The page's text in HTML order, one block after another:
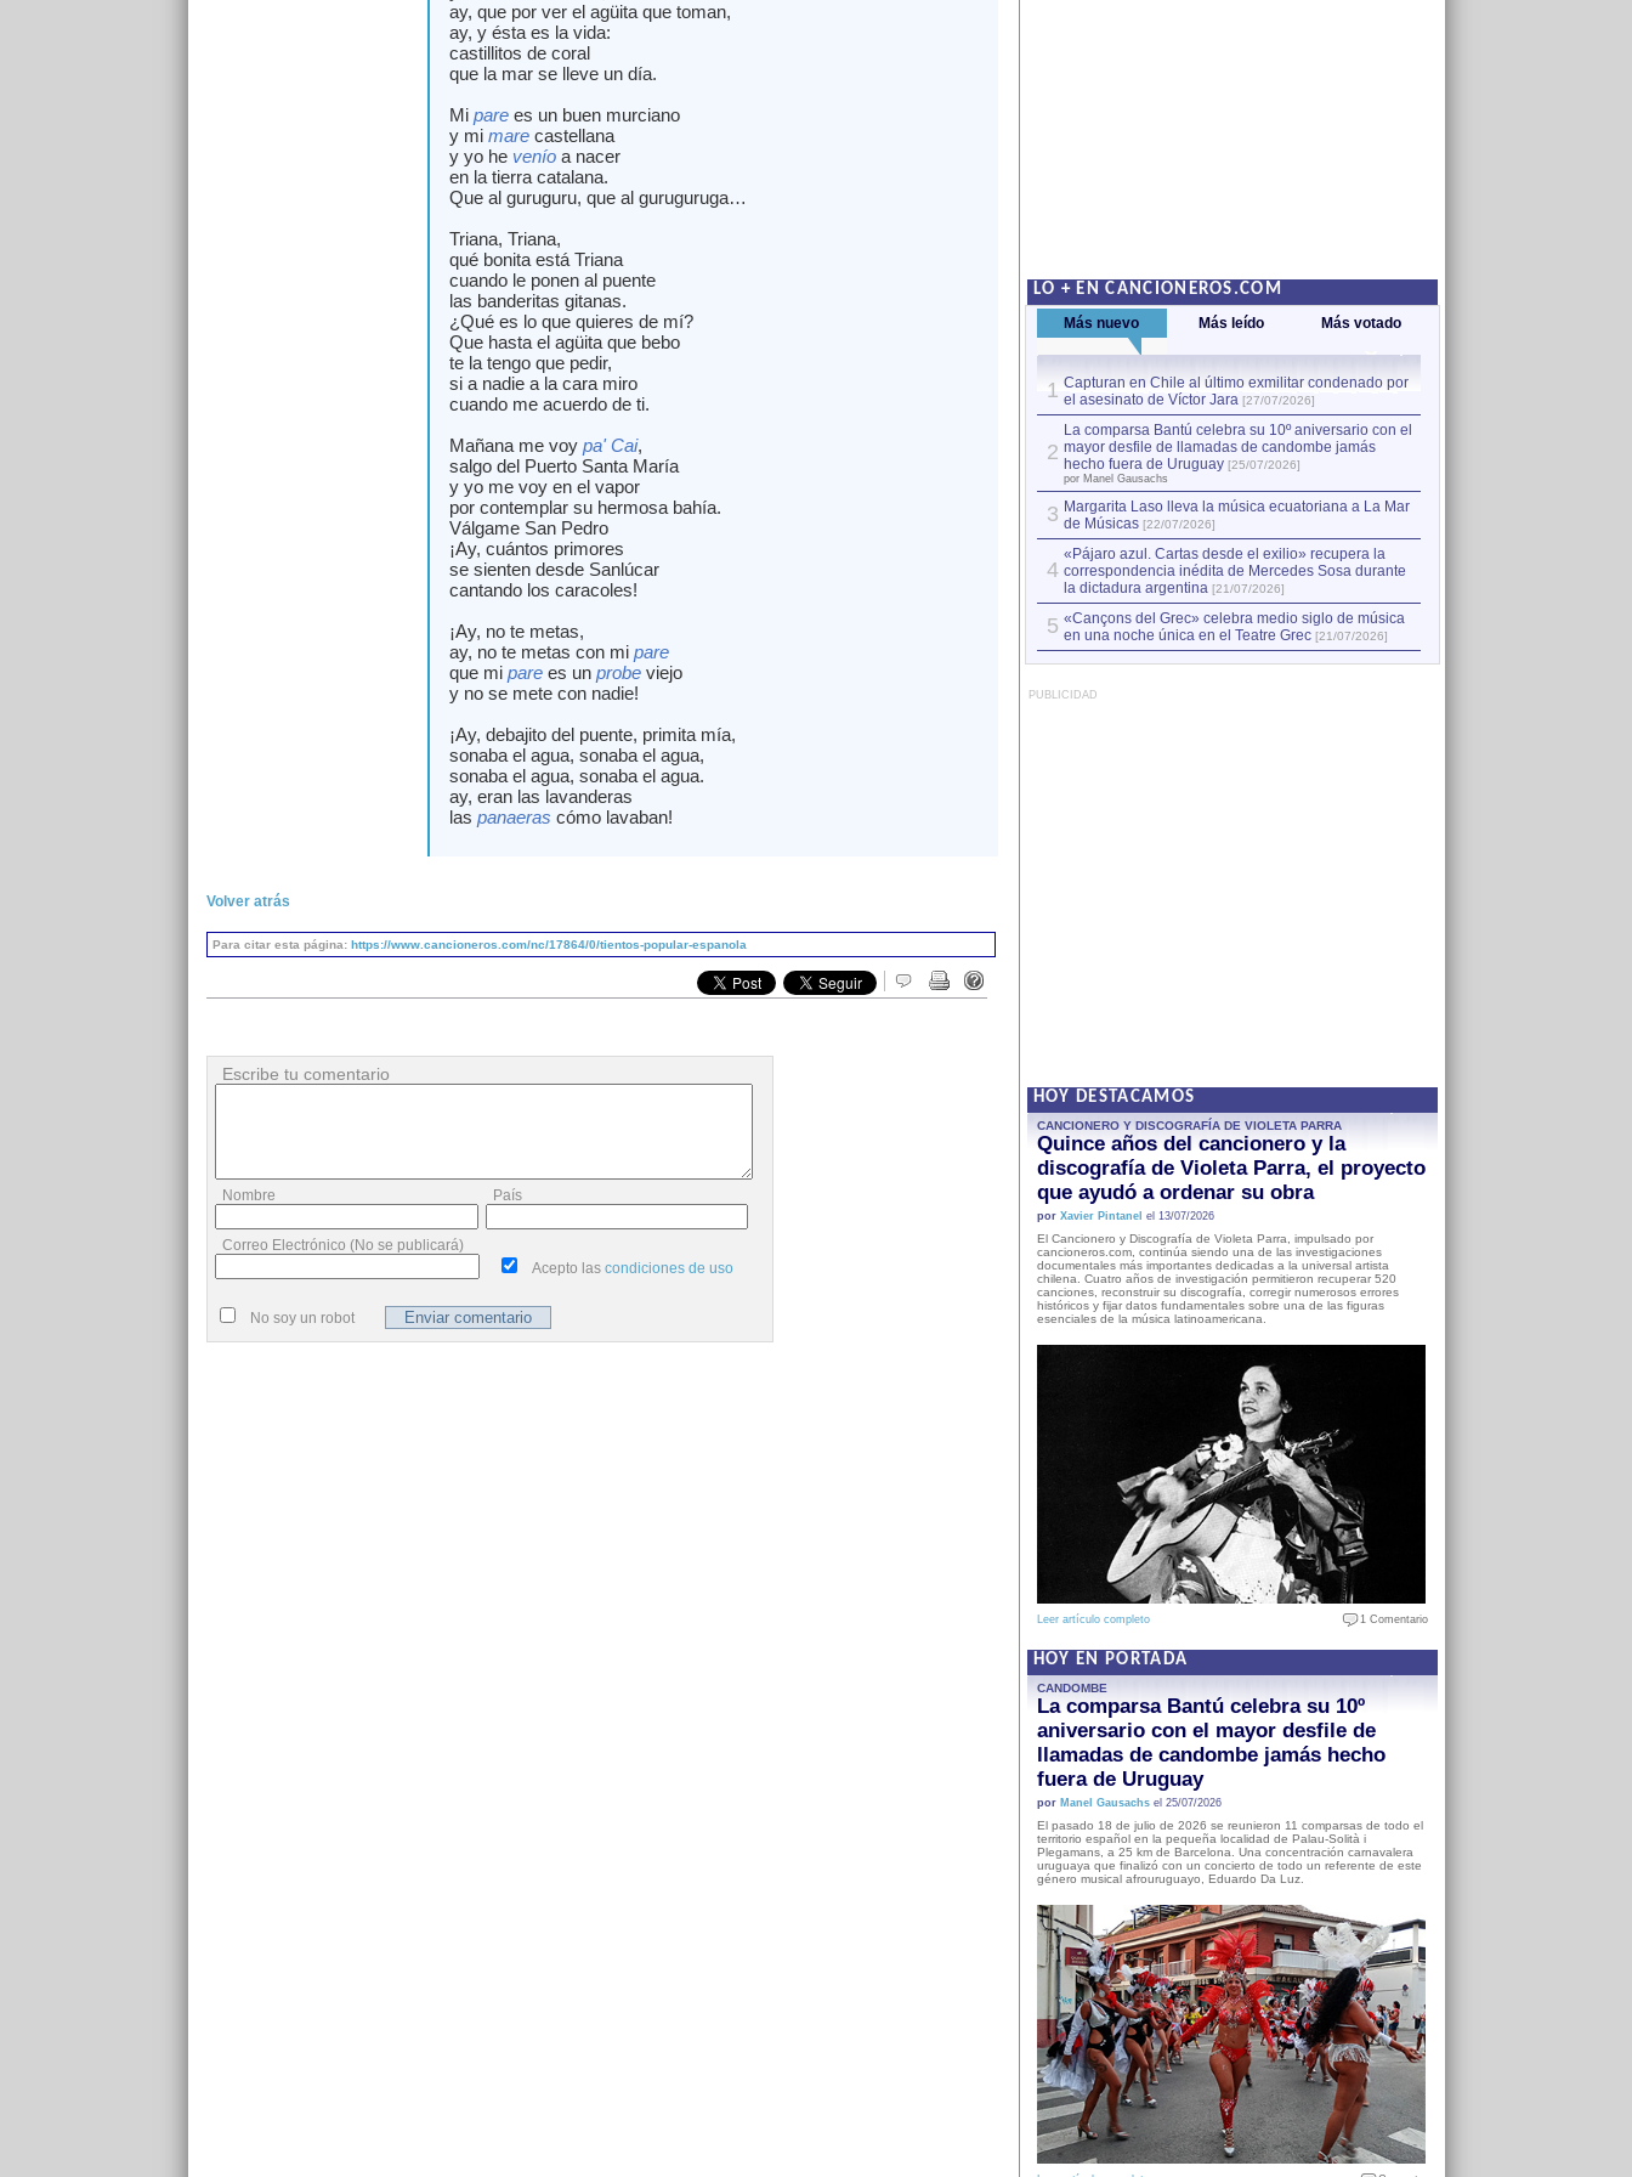
ay, que por ver el agüita que toman,
ay, y ésta es la vida:
castillitos de coral
que la mar se lleve un día.
Mi parees un buen murciano
y mi marecastellana
y yo he veníoa nacer
en la tierra catalana.
Que al guruguru, que al guruguruga…
Triana, Triana,
qué bonita está Triana
cuando le ponen al puente
las banderitas gitanas.
¿Qué es lo que quieres de mí?
Que hasta el agüita que bebo
te la tengo que pedir,
si a nadie a la cara miro
cuando me acuerdo de ti.
Mañana me voy pa' Cai,
salgo del Puerto Santa María
y yo me voy en el vapor
por contemplar su hermosa bahía.
Válgame San Pedro
¡Ay, cuántos primores
se sienten desde Sanlúcar
cantando los caracoles!
¡Ay, no te metas,
ay, no te metas con mi pare
que mi parees un probeviejo
y no se mete con nadie!
¡Ay, debajito del puente, primita mía,
sonaba el agua, sonaba el agua,
sonaba el agua, sonaba el agua.
ay, eran las lavanderas
las panaeras cómo lavaban!
Volver atrás
Para citar esta página: https://www.cancioneros.com/nc/17864/0/tientos-popular-espanola
Escribe tu comentario
Nombre País
Correo Electrónico (No se publicará)
Acepto las condiciones de uso
No soy un robot
LO + EN CANCIONEROS.COM
Más nuevo Más leído Más votado
1 Capturan en Chile al último exmilitar condenado por
el asesinato de Víctor Jara [27/07/2026]
2
La comparsa Bantú celebra su 10º aniversario con el
mayor desfile de llamadas de candombe jamás
hecho fuera de Uruguay [25/07/2026]
por Manel Gausachs
3 Margarita Laso lleva la música ecuatoriana a La Mar
de Músicas [22/07/2026]
4
«Pájaro azul. Cartas desde el exilio» recupera la
correspondencia inédita de Mercedes Sosa durante
la dictadura argentina [21/07/2026]
5 «Cançons del Grec» celebra medio siglo de música
en una noche única en el Teatre Grec [21/07/2026]
PUBLICIDAD
HOY DESTACAMOS
CANCIONERO Y DISCOGRAFÍA DE VIOLETA PARRA
Quince años del cancionero y la
discografía de Violeta Parra, el proyecto
que ayudó a ordenar su obra
por Xavier Pintanel el 13/07/2026
El Cancionero y Discografía de Violeta Parra, impulsado por
cancioneros.com, continúa siendo una de las investigaciones
documentales más importantes dedicadas a la universal artista
chilena. Cuatro años de investigación permitieron recuperar 520
canciones, reconstruir su discografía, corregir numerosos errores
históricos y fijar datos fundamentales sobre una de las figuras
esenciales de la música latinoamericana.
Leer artículo completo 1 Comentario
HOY EN PORTADA
CANDOMBE
La comparsa Bantú celebra su 10º
aniversario con el mayor desfile de
llamadas de candombe jamás hecho
fuera de Uruguay
por Manel Gausachsel 25/07/2026
El pasado 18 de julio de 2026 se reunieron 11 comparsas de todo el
territorio español en la pequeña localidad de Palau-Solità i
Plegamans, a 25 km de Barcelona. Una concentración carnavalera
uruguaya que finalizó con un concierto de todo un referente de este
género musical afrouruguayo, Eduardo Da Luz.